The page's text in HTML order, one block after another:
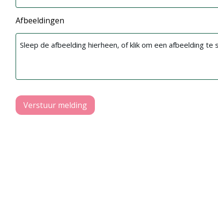
Afbeeldingen
Sleep de afbeelding hierheen, of klik om een afbeelding te
Verstuur melding